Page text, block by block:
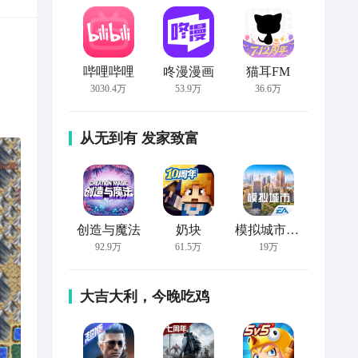
哔哩哔哩
3030.4万
咚漫漫画
53.9万
猫耳FM
36.6万
从无到有 发家致富
创造与魔法
92.9万
奶块
61.5万
模拟城市：我是市长
19万
大吉大利，今晚吃鸡